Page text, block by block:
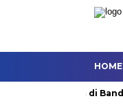
HOME
Umum di Bandung